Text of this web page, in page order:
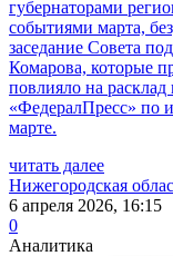
губернаторами
событиями марта,
заседание Совета
Комарова, которые
повлияло на
«ФедералПресс» по
марте.
читать далее
Нижегородская
6 апреля 2026, 16:15
0
Аналитика